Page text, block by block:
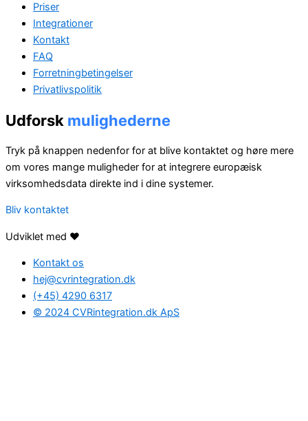
Priser
Integrationer
Kontakt
FAQ
Forretningbetingelser
Privatlivspolitik
Udforsk mulighederne
Tryk på knappen nedenfor for at blive kontaktet og høre mere
om vores mange muligheder for at integrere europæisk
virksomhedsdata direkte ind i dine systemer.
Bliv kontaktet
Udviklet med ❤️
Kontakt os
hej@cvrintegration.dk
(+45) 4290 6317
© 2024 CVRintegration.dk ApS